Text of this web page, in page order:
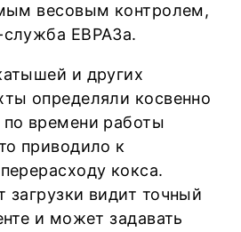
весовым контролем,
ЕВРАЗа.
и других
определяли косвенно
времени работы
приводило к
кокса.
видит точный
и может задавать